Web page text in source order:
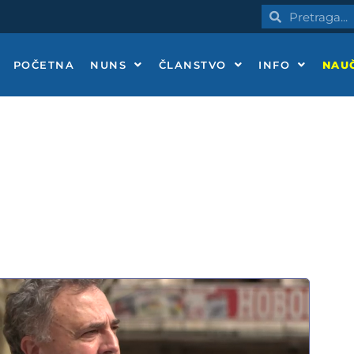
PretragaPretraga
POČETNA NUNS ČLANSTVO INFO